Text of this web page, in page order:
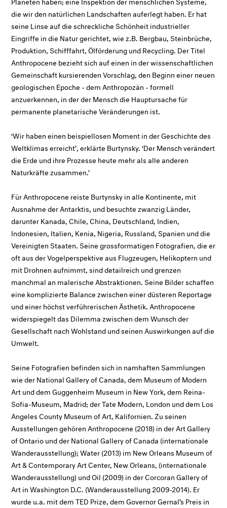
die wir den natürlichen Landschaften auferlegt haben. Er hat
seine Linse auf die schreckliche Schönheit industrieller
Eingriffe in die Natur gerichtet, wie z.B. Bergbau, Steinbrüche,
Produktion, Schifffahrt, Ölförderung und Recycling. Der Titel
Anthropocene bezieht sich auf einen in der wissenschaftlichen
Gemeinschaft kursierenden Vorschlag, den Beginn einer neuen
geologischen Epoche - dem Anthropozän - formell
anzuerkennen, in der der Mensch die Hauptursache für
permanente planetarische Veränderungen ist.
‘Wir haben einen beispiellosen Moment in der Geschichte des
Weltklimas erreicht’, erklärte Burtynsky. ‘Der Mensch verändert
die Erde und ihre Prozesse heute mehr als alle anderen
Naturkräfte zusammen.’
Für Anthropocene reiste Burtynsky in alle Kontinente, mit
Ausnahme der Antarktis, und besuchte zwanzig Länder,
darunter Kanada, Chile, China, Deutschland, Indien,
Indonesien, Italien, Kenia, Nigeria, Russland, Spanien und die
Vereinigten Staaten. Seine grossformatigen Fotografien, die er
oft aus der Vogelperspektive aus Flugzeugen, Helikoptern und
mit Drohnen aufnimmt, sind detailreich und grenzen
manchmal an malerische Abstraktionen. Seine Bilder schaffen
eine komplizierte Balance zwischen einer düsteren Reportage
und einer höchst verführerischen Ästhetik. Anthropocene
widerspiegelt das Dilemma zwischen dem Wunsch der
Gesellschaft nach Wohlstand und seinen Auswirkungen auf die
Umwelt.
Seine Fotografien befinden sich in namhaften Sammlungen
wie der National Gallery of Canada, dem Museum of Modern
Art und dem Guggenheim Museum in New York, dem Reina-
Sofia-Museum, Madrid; der Tate Modern, London und dem Los
Angeles County Museum of Art, Kalifornien. Zu seinen
Ausstellungen gehören Anthropocene (2018) in der Art Gallery
of Ontario und der National Gallery of Canada (internationale
Wanderausstellung); Water (2013) im New Orleans Museum of
Art & Contemporary Art Center, New Orleans, (internationale
Wanderausstellung) und Oil (2009) in der Corcoran Gallery of
Art in Washington D.C. (Wanderausstellung 2009-2014). Er
wurde u.a. mit dem TED Prize, dem Governor Gernal’s Preis in